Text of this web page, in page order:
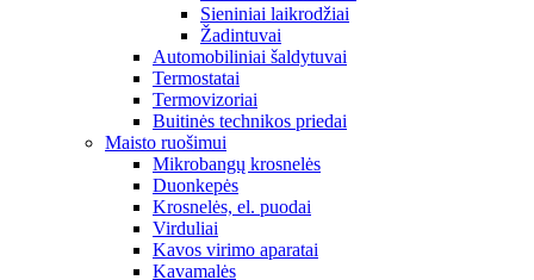
Sieniniai laikrodžiai
Žadintuvai
Automobiliniai šaldytuvai
Termostatai
Termovizoriai
Buitinės technikos priedai
Maisto ruošimui
Mikrobangų krosnelės
Duonkepės
Krosnelės, el. puodai
Virduliai
Kavos virimo aparatai
Kavamalės